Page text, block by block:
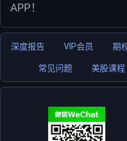
APP！
深度报告 VIP会员 期
常见问题 美股课程